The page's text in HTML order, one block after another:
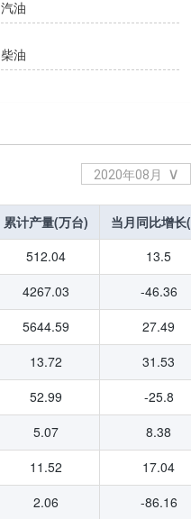
汽油
柴油
石油焦
火力发电量
核能发电量
太阳能发电量
2020年08月 ∨
2026年06月
2026年05月
2026年03月
2026年01月
2025年12月
2025年10月
2025年09月
2025年08月
累计产量(万台) 当月同比增长
累计产量(万台)
当月同比增长
512.04
13.5
4267.03
-46.36
5644.59
27.49
13.72
31.53
52.99
-25.8
5.07
8.38
11.52
17.04
2.06
-86.16